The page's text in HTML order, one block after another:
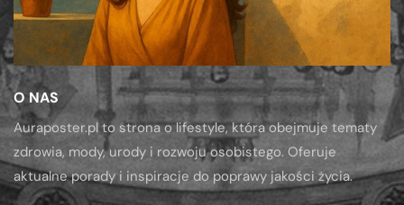
O NAS
Auraposter.pl to strona o lifestyle, która obejmuje tematy
zdrowia, mody, urody i rozwoju osobistego. Oferuje
aktualne porady i inspiracje do poprawy jakości życia.